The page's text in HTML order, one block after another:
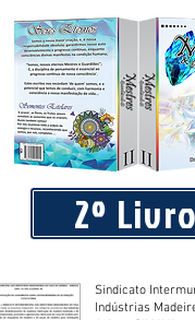
2º
Sindicato
Indústrias